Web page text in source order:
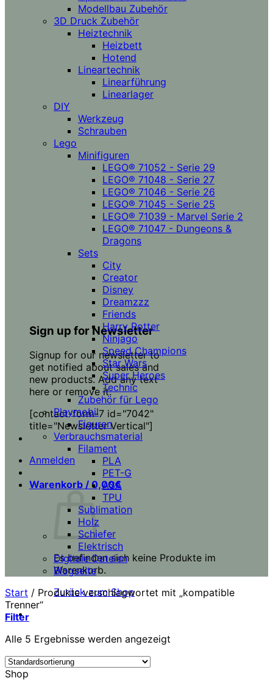
Sign up for Newsletter
Signup for our newsletter to
get notified about sales and
new products. Add any text
here or remove it.
[contact-form-7 id="7042"
title="Newsletter Vertical"]
Anmelden
Warenkorb / 0,00€
Es befinden sich keine Produkte im
Warenkorb.
Zurück zum Shop
Modellbau Zubehör
3D Druck Zubehör
Heiztechnik
Heizbett
Hotend
Lineartechnik
Linearführung
Linearlager
DIY
Werkzeug
Schrauben
Lego
Minifiguren
LEGO® 71052 - Serie 29
LEGO® 71048 - Serie 27
LEGO® 71046 - Serie 26
LEGO® 71045 - Serie 25
LEGO® 71039 - Marvel Serie 2
LEGO® 71047 - Dungeons &
Dragons
Sets
City
Creator
Disney
Dreamzzz
Friends
Harry Potter
Ninjago
Speed Champions
Star Wars
Super Heroes
Technic
Zubehör für Lego
Playmobil
Figuren
Verbrauchsmaterial
Filament
PLA
PET-G
ASA
TPU
Sublimation
Holz
Schiefer
Elektrisch
Digitale Dateien
Blogseite
Start / Produkte verschlagwortet mit „kompatible
Trenner“
Filter
Alle 5 Ergebnisse werden angezeigt
Shop